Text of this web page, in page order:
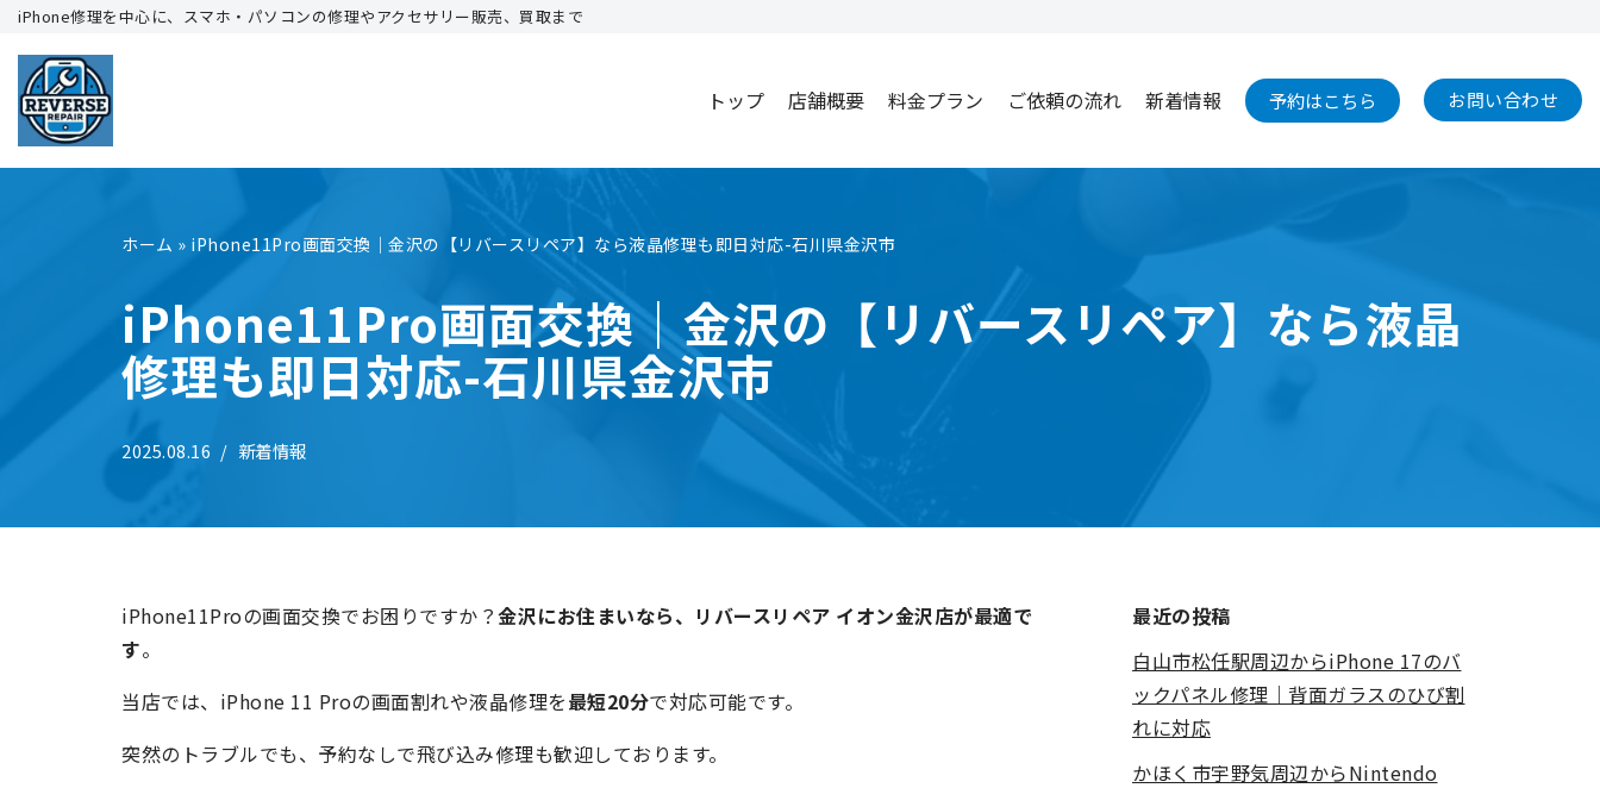
コ
ン
テ
ン
iPhone修理を中心に、スマホ・パソコンの修理やアクセサリー販売、買取まで
トップ 店舗概要 料金プラン ご依頼の流れ 新着情報 予約はこちら お問い合わせ
ホーム » iPhone11Pro画面交換｜金沢の【リバースリペア】なら液晶修理も即日対応-石川県金沢市
iPhone11Pro画面交換｜金沢の【リバースリペア】なら液晶
修理も即日対応-石川県金沢市
2025.08.16 新着情報
iPhone11Proの画面交換でお困りですか？金沢にお住まいなら、リバースリペア イオン金沢店が最適で
す。
当店では、iPhone 11 Proの画面割れや液晶修理を最短20分で対応可能です。
突然のトラブルでも、予約なしで飛び込み修理も歓迎しております。
最近の投稿
白山市松任駅周辺からiPhone 17のバ
ックパネル修理｜背面ガラスのひび割
れに対応
かほく市宇野気周辺からNintendo